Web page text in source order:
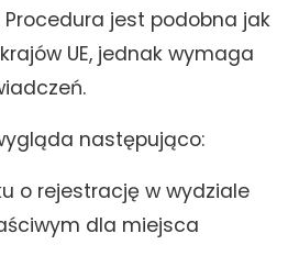
jest podobna jak
UE, jednak wymaga
następująco:
o rejestrację w wydziale
dla miejsca